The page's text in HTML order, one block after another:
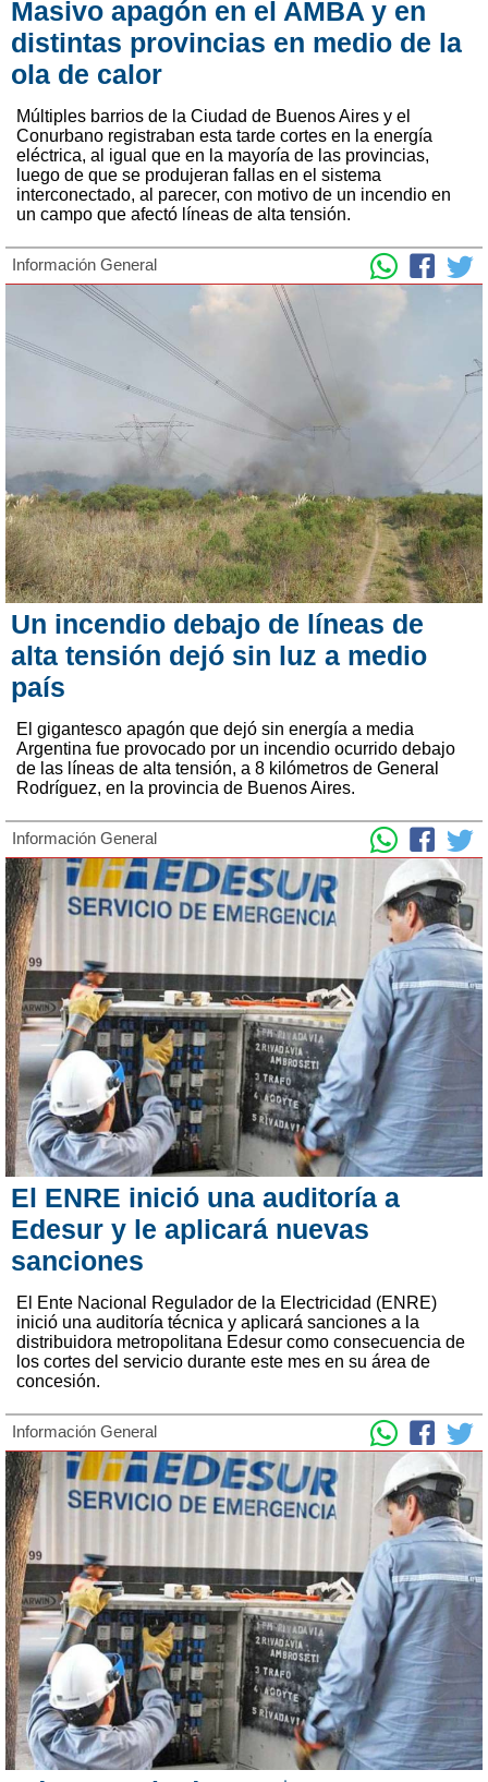
Masivo apagón en el AMBA y en
distintas provincias en medio de la
ola de calor
Múltiples barrios de la Ciudad de Buenos Aires y el
Conurbano registraban esta tarde cortes en la energía
eléctrica, al igual que en la mayoría de las provincias,
luego de que se produjeran fallas en el sistema
interconectado, al parecer, con motivo de un incendio en
un campo que afectó líneas de alta tensión.
Información General
Un incendio debajo de líneas de
alta tensión dejó sin luz a medio
país
El gigantesco apagón que dejó sin energía a media
Argentina fue provocado por un incendio ocurrido debajo
de las líneas de alta tensión, a 8 kilómetros de General
Rodríguez, en la provincia de Buenos Aires.
Información General
El ENRE inició una auditoría a
Edesur y le aplicará nuevas
sanciones
El Ente Nacional Regulador de la Electricidad (ENRE)
inició una auditoría técnica y aplicará sanciones a la
distribuidora metropolitana Edesur como consecuencia de
los cortes del servicio durante este mes en su área de
concesión.
Información General